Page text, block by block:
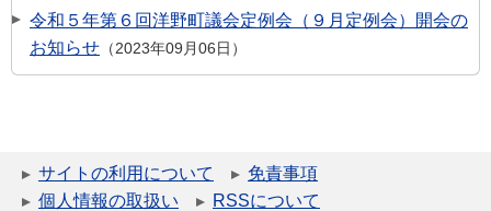
令和５年第６回洋野町議会定例会（９月定例会）開会の
お知らせ
2023年09月06日
サイトの利用について
免責事項
個人情報の取扱い
RSSについて